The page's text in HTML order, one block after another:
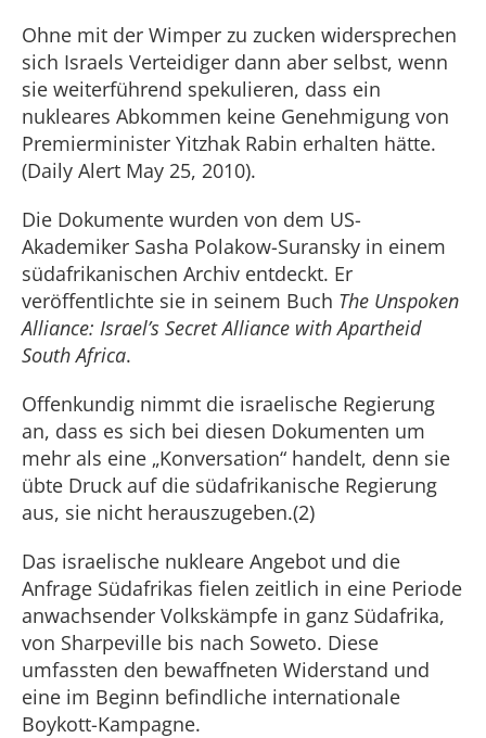
Ohne mit der Wimper zu zucken widersprechen
sich Israels Verteidiger dann aber selbst, wenn
sie weiterführend spekulieren, dass ein
nukleares Abkommen keine Genehmigung von
Premierminister Yitzhak Rabin erhalten hätte.
(Daily Alert May 25, 2010).
Die Dokumente wurden von dem US-
Akademiker Sasha Polakow-Suransky in einem
südafrikanischen Archiv entdeckt. Er
veröffentlichte sie in seinem Buch The Unspoken
Alliance: Israel’s Secret Alliance with Apartheid
South Africa.
Offenkundig nimmt die israelische Regierung
an, dass es sich bei diesen Dokumenten um
mehr als eine „Konversation“ handelt, denn sie
übte Druck auf die südafrikanische Regierung
aus, sie nicht herauszugeben.(2)
Das israelische nukleare Angebot und die
Anfrage Südafrikas fielen zeitlich in eine Periode
anwachsender Volkskämpfe in ganz Südafrika,
von Sharpeville bis nach Soweto. Diese
umfassten den bewaffneten Widerstand und
eine im Beginn befindliche internationale
Boykott-Kampagne.